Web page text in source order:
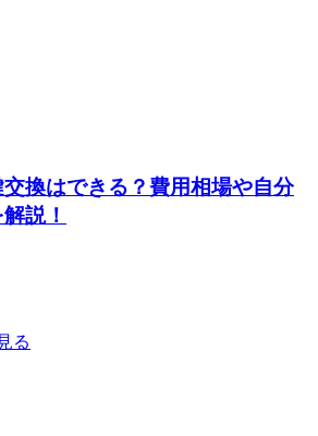
換はできる？費用相場や自分
説！
る